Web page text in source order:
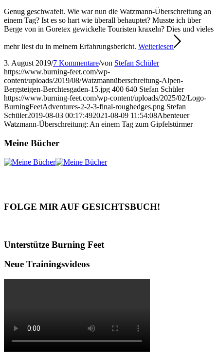
Genug geschwafelt. Wie war nun die Watzmann-Überschreitung an
einem Tag? Ist es so hart wie überall behauptet? Musste ich über
Berge von in Goretex gewickelte Touristen kraxeln? Dies und vieles
mehr liest du in meinem Erfahrungsbericht. Weiterlesen
3. August 2019/7 Kommentare/von Stefan Schüler
https://www.burning-feet.com/wp-
content/uploads/2019/08/Watzmannüberschreitung-Alpen-
Bergsteigen-Berchtesgaden-15.jpg 400 640 Stefan Schüler
https://www.burning-feet.com/wp-content/uploads/2025/02/Logo-
BurningFeetAdventures-2-2-3-final-roughedges.png Stefan
Schüler2019-08-03 00:17:492021-08-09 11:54:08Abenteuer
Watzmann-Überschreitung: An einem Tag zum Gipfelstürmer
Meine Bücher
FOLGE MIR AUF GESICHTSBUCH!
Unterstütze Burning Feet
Neue Trainingsvideos